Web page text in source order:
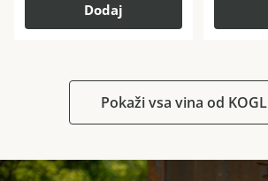
Dodaj
Pokaži vsa vina od KOGL